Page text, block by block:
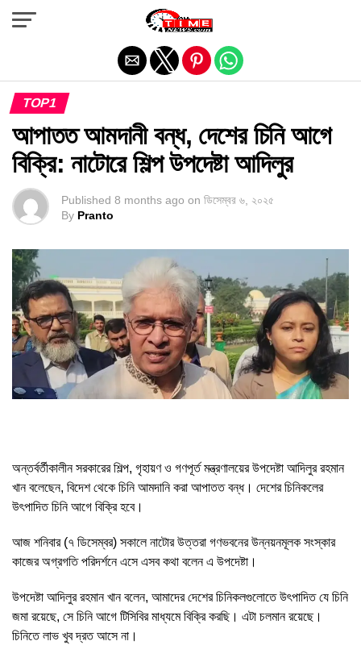
TOP1
আপাতত আমদানী বন্ধ, দেশের চিনি আগে
বিক্রি: নাটোরে শিল্প উপদেষ্টা আদিলুর
Published 8 months ago on ডিসেম্বর ৬, ২০২৫
By Pranto
অন্তর্বর্তীকালীন সরকারের শিল্প, গৃহায়ণ ও গণপূর্ত মন্ত্রণালয়ের উপদেষ্টা আদিলুর রহমান
খান বলেছেন, বিদেশ থেকে চিনি আমদানি করা আপাতত বন্ধ। দেশের চিনিকলের
উৎপাদিত চিনি আগে বিক্রি হবে।
আজ শনিবার (৭ ডিসেম্বর) সকালে নাটোর উত্তরা গণভবনের উন্নয়নমূলক সংস্কার
কাজের অগ্রগতি পরিদর্শনে এসে এসব কথা বলেন এ উপদেষ্টা।
উপদেষ্টা আদিলুর রহমান খান বলেন, আমাদের দেশের চিনিকলগুলোতে উৎপাদিত যে চিনি
জমা রয়েছে, সে চিনি আগে টিসিবির মাধ্যমে বিক্রি করছি। এটা চলমান রয়েছে।
চিনিতে লাভ খুব দ্রত আসে না।
Exit mobile version